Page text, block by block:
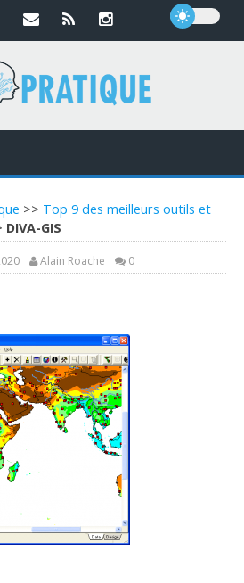
>> Top 9 des meilleurs outils et
DIVA-GIS
Alain Roache 0